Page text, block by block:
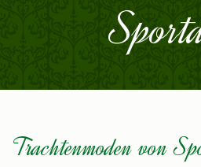
Trachtenmoden von